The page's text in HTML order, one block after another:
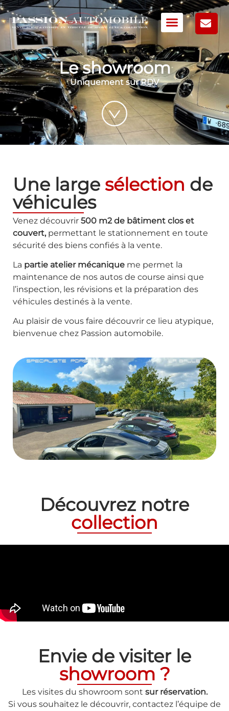
Le showroom
Uniquement sur RDV
Une large sélection de
véhicules
Venez découvrir 500 m2 de bâtiment clos et
couvert, permettant le stationnement en toute
sécurité des biens confiés à la vente.
La partie atelier mécanique me permet la
maintenance de nos autos de course ainsi que
l’inspection, les révisions et la préparation des
véhicules destinés à la vente.
Au plaisir de vous faire découvrir ce lieu atypique,
bienvenue chez Passion automobile.
Découvrez notre
collection
Envie de visiter le
showroom ?
Les visites du showroom sont sur réservation.
Si vous souhaitez le découvrir, contactez l’équipe de